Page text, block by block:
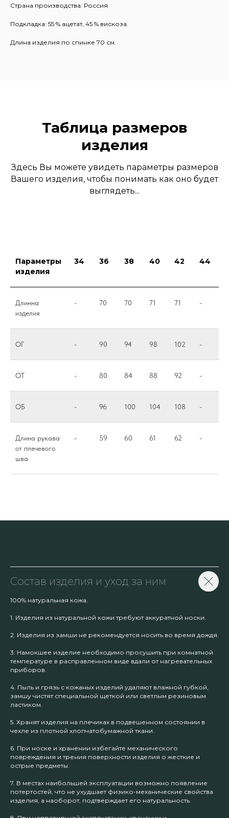
Страна производства: Россия.
Подкладка: 55 % ацетат, 45 % вискоза.
Длина изделия по спинке 70 см.
Таблица размеров
изделия
Здесь Вы можете увидеть параметры размеров
Вашего изделия, чтобы понимать как оно будет
выглядеть...
Параметры
изделия
34 36 38 40 42 44
Длинна
изделия
- 70 70 71 71 -
ОГ - 90 94 98 102 -
ОТ - 80 84 88 92 -
ОБ - 96 100 104 108 -
Длина рукава
от плечевого
шва
- 59 60 61 62 -
Состав изделия и уход за ним
100% натуральная кожа.
1. Изделия из натуральной кожи требуют аккуратной носки.
2. Изделия из замши не рекомендуется носить во время дождя.
3. Намокшее изделие необходимо просушить при комнатной
температуре в расправленном виде вдали от нагревательных
приборов.
4. Пыль и грязь с кожаных изделий удаляют влажной губкой,
замшу чистят специальной щеткой или светлым резиновым
ластиком.
5. Хранят изделия на плечиках в подвешенном состоянии в
чехле из плотной хлопчатобумажной ткани.
6. При носке и хранении избегайте механического
повреждения и трения поверхности изделия о жесткие и
острые предметы.
7. В местах наибольшей эксплуатации возможно появление
потертостей, что не ухудшает физико-механические свойства
изделия, а наоборот, подтверждает его натуральность.